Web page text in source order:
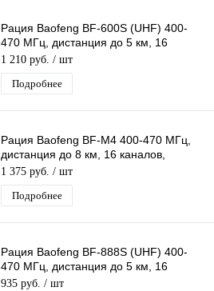
Рация Baofeng BF-600S (UHF) 400-
470 МГц, дистанция до 5 км, 16
каналов, таймер, фонарик
1 210 руб. / шт
Подробнее
Рация Baofeng BF-M4 400-470 МГц,
дистанция до 8 км, 16 каналов,
таймер, фонарик
1 375 руб. / шт
Подробнее
Рация Baofeng BF-888S (UHF) 400-
470 МГц, дистанция до 5 км, 16
каналов, таймер, фонарик
935 руб. / шт